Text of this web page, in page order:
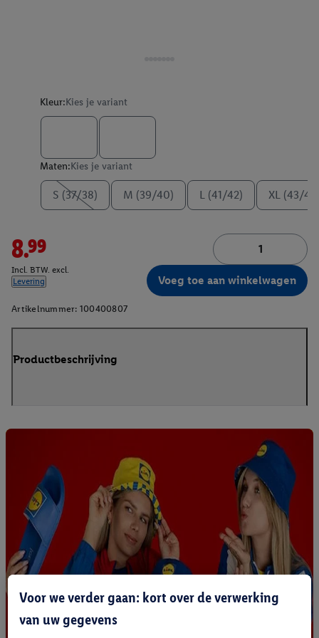
Kleur:Kies je variant
Maten:Kies je variant
S (37/38) M (39/40) L (41/42) XL (43/
8.99
Incl. BTW. excl.
Levering
Voeg toe aan winkelwagen
Artikelnummer: 100400807
Productbeschrijving
Voor we verder gaan: kort over de verwerking
van uw gegevens